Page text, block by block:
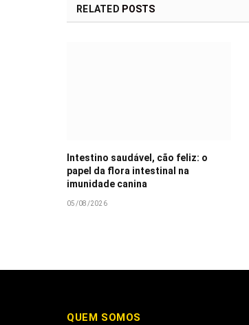
RELATED POSTS
Intestino saudável, cão feliz: o
papel da flora intestinal na
imunidade canina
05/08/2026
QUEM SOMOS